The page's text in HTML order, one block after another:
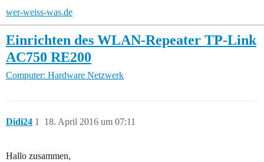
wer-weiss-was.de
Einrichten des WLAN-Repeater TP-Link
AC750 RE200
Computer: Hardware Netzwerk
Didi24 18. April 2016 um 07:11
1
Hallo zusammen,